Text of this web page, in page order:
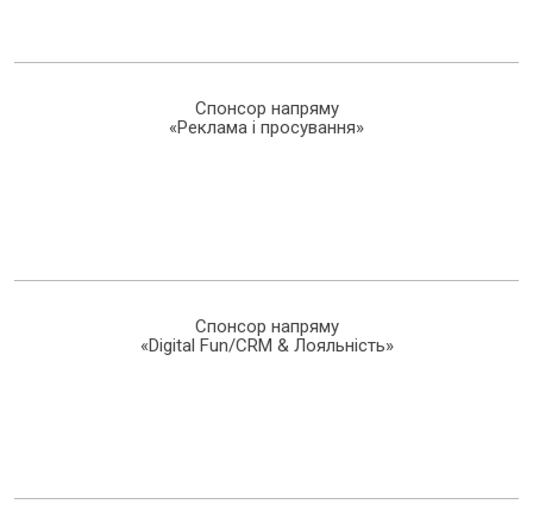
Спонсор напряму
«Реклама і просування»
Спонсор напряму
«Digital Fun/CRM & Лояльність»